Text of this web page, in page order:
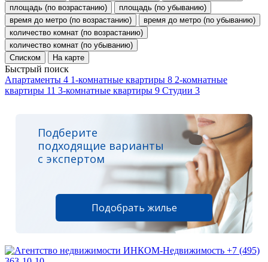
площадь (по возрастанию)
площадь (по убыванию)
время до метро (по возрастанию)
время до метро (по убыванию)
количество комнат (по возрастанию)
количество комнат (по убыванию)
Списком
На карте
Быстрый поиск
Апартаменты 4 1-комнатные квартиры 8 2-комнатные
квартиры 11 3-комнатные квартиры 9 Студии 3
Подберите
подходящие варианты
с экспертом
Подобрать жилье
+7 (495)